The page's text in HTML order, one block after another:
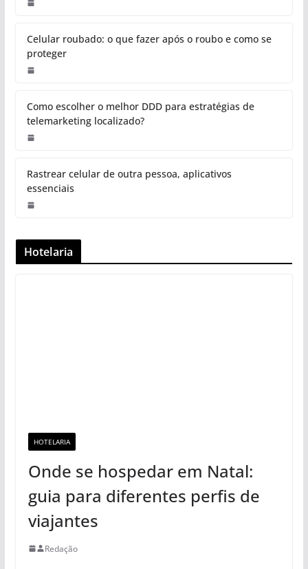
Celular roubado: o que fazer após o roubo e como se
proteger
Como escolher o melhor DDD para estratégias de
telemarketing localizado?
Rastrear celular de outra pessoa, aplicativos
essenciais
Hotelaria
HOTELARIA
Onde se hospedar em Natal:
guia para diferentes perfis de
viajantes
Redação